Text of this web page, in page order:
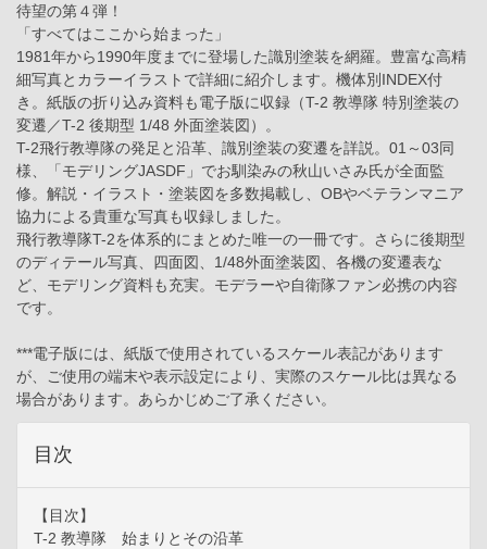
待望の第４弾！
「すべてはここから始まった」
1981年から1990年度までに登場した識別塗装を網羅。豊富な高精
細写真とカラーイラストで詳細に紹介します。機体別INDEX付
き。紙版の折り込み資料も電子版に収録（T-2 教導隊 特別塗装の
変遷／T-2 後期型 1/48 外面塗装図）。
T-2飛行教導隊の発足と沿革、識別塗装の変遷を詳説。01～03同
様、「モデリングJASDF」でお馴染みの秋山いさみ氏が全面監
修。解説・イラスト・塗装図を多数掲載し、OBやベテランマニア
協力による貴重な写真も収録しました。
飛行教導隊T-2を体系的にまとめた唯一の一冊です。さらに後期型
のディテール写真、四面図、1/48外面塗装図、各機の変遷表な
ど、モデリング資料も充実。モデラーや自衛隊ファン必携の内容
です。
***電子版には、紙版で使用されているスケール表記があります
が、ご使用の端末や表示設定により、実際のスケール比は異なる
場合があります。あらかじめご了承ください。
目次
【目次】
T-2 教導隊 始まりとその沿革